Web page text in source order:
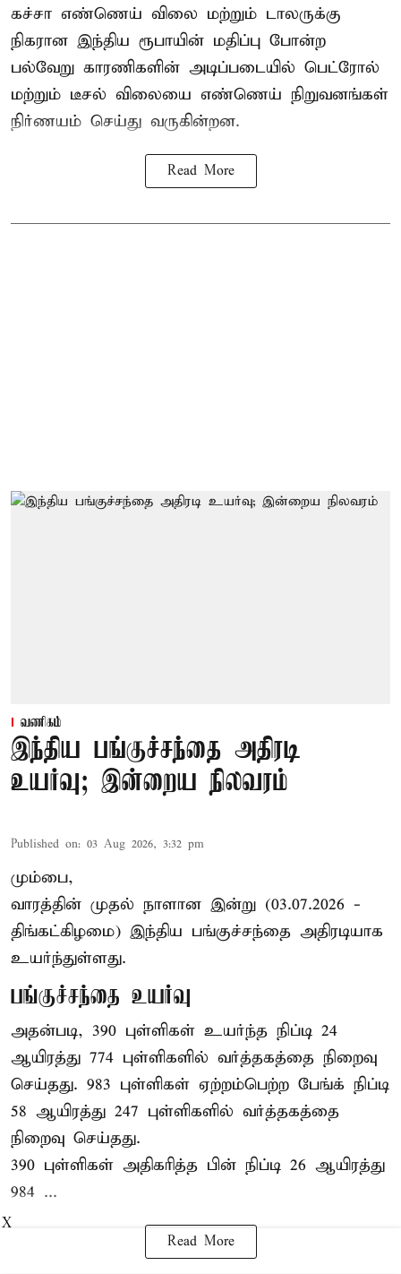
கச்சா எண்ணெய் விலை மற்றும் டாலருக்கு
நிகரான இந்திய ரூபாயின் மதிப்பு போன்ற
பல்வேறு காரணிகளின் அடிப்படையில் பெட்ரோல்
மற்றும் டீசல் விலையை எண்ணெய் நிறுவனங்கள்
நிர்ணயம் செய்து வருகின்றன.
Read More
வணிகம்
இந்திய பங்குச்சந்தை அதிரடி
உயர்வு; இன்றைய நிலவரம்
Published on: 03 Aug 2026, 3:32 pm
மும்பை,
வாரத்தின் முதல் நாளான இன்று (03.07.2026 -
திங்கட்கிழமை) இந்திய பங்குச்சந்தை அதிரடியாக
உயர்ந்துள்ளது.
பங்குச்சந்தை உயர்வு
அதன்படி, 390 புள்ளிகள் உயர்ந்த நிப்டி 24
ஆயிரத்து 774 புள்ளிகளில் வர்த்தகத்தை நிறைவு
செய்தது. 983 புள்ளிகள் ஏற்றம்பெற்ற பேங்க் நிப்டி
58 ஆயிரத்து 247 புள்ளிகளில் வர்த்தகத்தை
நிறைவு செய்தது.
390 புள்ளிகள் அதிகரித்த பின் நிப்டி 26 ஆயிரத்து
984 ...
Read More
X